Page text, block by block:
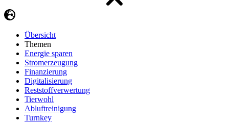
Übersicht
Themen
Energie sparen
Stromerzeugung
Finanzierung
Digitalisierung
Reststoffverwertung
Tierwohl
Abluftreinigung
Turnkey